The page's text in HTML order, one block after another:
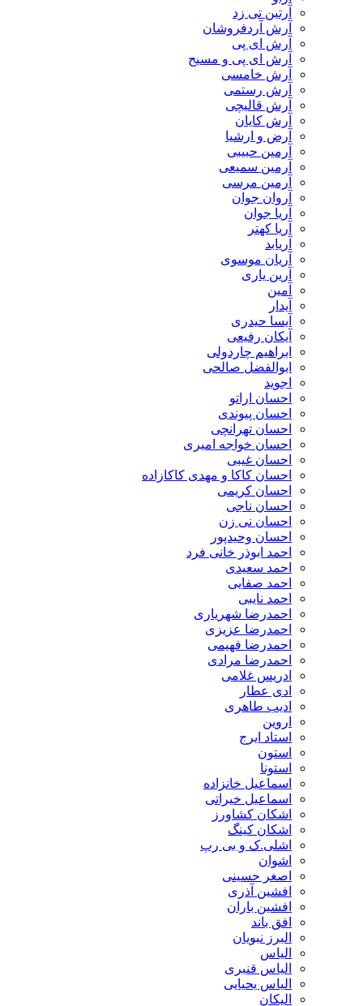
آرتین تی زد
آرش آردفروشان
آرش ای پی
آرش ای پی و مسیح
آرش خامسی
آرش رستمی
آرش قالیچی
آرش کایان
​آرض و ارشیا
آرمین حبیبی
آرمین سمیعی
آرمین مرسی
آروان جوان
آریا جوان
آریا کهتر
آریان موسوی
آرین یاری
آیسا حیدری
آیکان رفیعی
ابراهیم چاردولی
ابوالفضل صالحی
احسان اراتو
احسان پیوندی
احسان تهرانچی
احسان خواجه امیری
احسان غیبی
احسان کاکا و مهدی کاکازاده
احسان کریمی
احسان ناجی
احسان نی زن
احسان وحیدپور
احمد ابوذر خانی فرد
احمد سعیدی
احمد صفایی
احمد نایبی
احمدرضا شهریاری
احمدرضا عزیزی
احمدرضا فهیمی
احمدرضا مرادی
ادریس غلامی
ادی عطار
ادیب طاهری
استاد ایرج
اسماعیل خانزاده
اسماعیل خیراتی
اشکان کشاورز
اشکان کینگ
اشلی.ک و بی رپ
اصغر حسینی
افشین آذری
افشین باران
افق باند
البرز نبویان
الیاس قنبرى
الیاس یحیایی